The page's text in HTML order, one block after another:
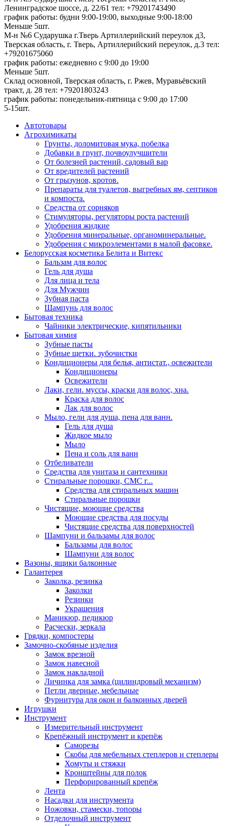
Ленинградское шоссе, д. 22/61 тел: +79201743490
график работы: будни 9:00-19:00, выходные 9:00-18:00
Меньше 5шт.
М-н №6 Сударушка г.Тверь Артиллерийский переулок д3,
Тверская область, г. Тверь, Артиллерийский переулок, д.3 тел:
+79201675060
график работы: ежедневно с 9:00 до 19:00
Меньше 5шт.
Склад основной, Тверская область, г. Ржев, Муравьёвский
тракт, д. 28 тел: +79201803243
график работы: понедельник-пятница с 9:00 до 17:00
5-15шт.
Автотовары
Агрохимикаты
Грунты, доломитовая мука, побелка
Добавки в грунт, почвоулучшители
От болезней растений, садовый вар
От вредителей растений
От грызунов, кротов.
Препараты для туалетов, выгребных ям, септиков
и компоста.
Средства от сорняков
Стимуляторы, регуляторы роста растений
Удобрения жидкие
Удобрения минеральные, органоминеральные.
Удобрения с микроэлементами в малой фасовке.
Белорусская косметика Белита и Витекс
Бальзам для волос
Гель для душа
Для лица и тела
Для Мужчин
Зубная паста
Шампунь для волос
Бытовая техника
Чайники электрические, кипятильники
Бытовая химия
Зубные пасты
Зубные щетки. зубочистки
Кондиционеры для белья, антистат., освежители
Кондиционеры
Освежители
Лаки, гели. муссы, краски для волос, хна.
Краска для волос
Лак для волос
Мыло, гели для душа, пена для ванн.
Гель для душа
Жидкое мыло
Мыло
Пена и соль для ванн
Отбеливатели
Средства для унитаза и сантехники
Стиральные порошки, СМС г...
Средства для стиральных машин
Стиральные порошки
Чистящие, моющие средства
Моющие средства для посуды
Чистящие средства для поверхностей
Шампуни и бальзамы для волос
Бальзамы для волос
Шампуни для волос
Вазоны, ящики балконные
Галантерея
Заколка, резинка
Заколки
Резинки
Украшения
Маникюр, педикюр
Расчески, зеркала
Грядки, компостеры
Замочно-скобяные изделия
Замок врезной
Замок навесной
Замок накладной
Личинка для замка (цилиндровый механизм)
Петли дверные, мебельные
Фурнитура для окон и балконных дверей
Игрушки
Инструмент
Измерительный инструмент
Крепёжный инструмент и крепёж
Саморезы
Скобы для мебельных степлеров и степлеры
Хомуты и стяжки
Кронштейны для полок
Перфорированный крепёж
Лента
Насадки для инструмента
Ножовки, стамески, топоры
Отделочный инструмент